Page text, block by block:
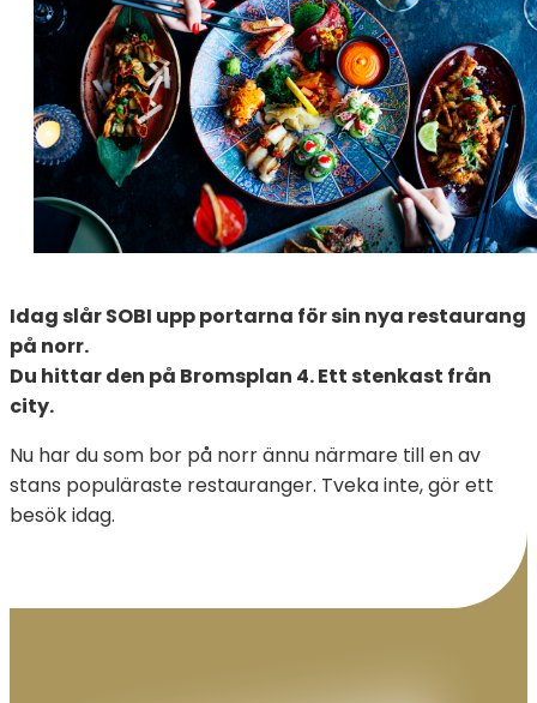
Idag slår SOBI upp portarna för sin nya restaurang
på norr.
Du hittar den på Bromsplan 4. Ett stenkast från
city.
Nu har du som bor på norr ännu närmare till en av
stans populäraste restauranger. Tveka inte, gör ett
besök idag.